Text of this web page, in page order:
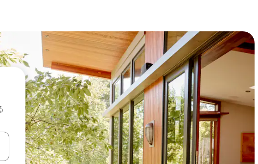
動するか、画面をタッチまたはスワイプして検索結果を確認することができます。